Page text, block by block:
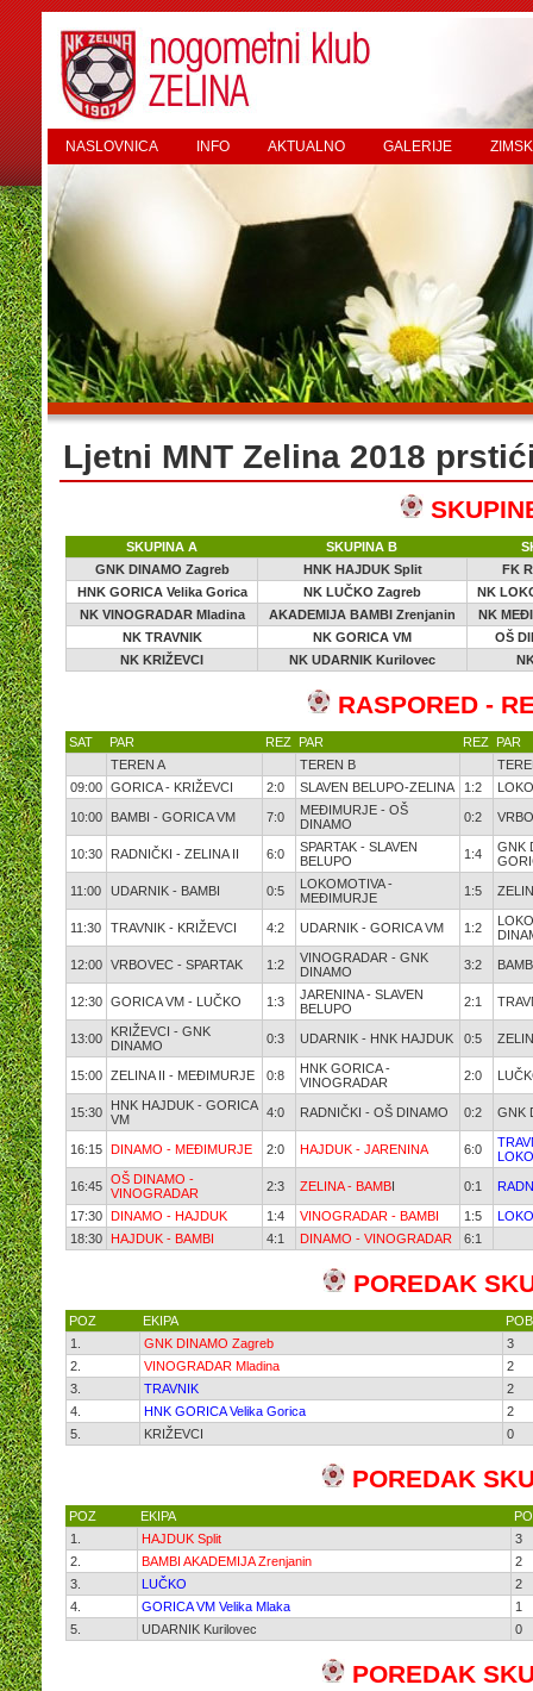
NASLOVNICA INFO AKTUALNO GALERIJE
Ljetni MNT Zelina 2018
SKUPINA A SKUPINA B
GNK DINAMO Zagreb
HNK HAJDUK Split
FK
HNK GORICA Velika Gorica
NK LUČKO Zagreb
NK
NK VINOGRADAR Mladina
AKADEMIJA BAMBI Zrenjanin
NK
NK TRAVNIK
NK GORICA VM
OŠ
NK KRIŽEVCI
NK UDARNIK Kurilovec
RASPORED -
SAT PAR REZ PAR REZ PAR
TEREN A
TEREN B
09:00 GORICA - KRIŽEVCI 2:0 SLAVEN BELUPO-ZELINA 1:2
10:00 BAMBI - GORICA VM 7:0
MEĐIMURJE - OŠ
DINAMO
0:2
10:30 RADNIČKI - ZELINA II 6:0
SPARTAK - SLAVEN
BELUPO
1:4
GNK
11:00 UDARNIK - BAMBI 0:5
LOKOMOTIVA -
MEĐIMURJE
1:5
11:30 TRAVNIK - KRIŽEVCI 4:2 UDARNIK - GORICA VM 1:2
12:00 VRBOVEC - SPARTAK 1:2
VINOGRADAR - GNK
DINAMO
3:2
12:30 GORICA VM - LUČKO 1:3
JARENINA - SLAVEN
BELUPO
2:1
13:00
KRIŽEVCI - GNK
DINAMO
0:3 UDARNIK - HNK HAJDUK 0:5
15:00 ZELINA II - MEĐIMURJE 0:8
HNK GORICA -
VINOGRADAR
2:0
15:30
HNK HAJDUK - GORICA
VM
4:0 RADNIČKI - OŠ DINAMO 0:2 GNK
16:15 DINAMO - MEĐIMURJE 2:0 HAJDUK - JARENINA 6:0
16:45 OŠ DINAMO -
VINOGRADAR
2:3 ZELINA - BAMBI 0:1
17:30 DINAMO - HAJDUK 1:4 VINOGRADAR - BAMBI 1:5
18:30
HAJDUK - BAMBI 4:1 DINAMO - VINOGRADAR 6:1
POREDAK
POZ EKIPA
POB
1.
GNK DINAMO Zagreb
3
2.
VINOGRADAR Mladina
2
3.
TRAVNIK
2
4.
HNK GORICA Velika Gorica
2
5.
KRIŽEVCI 0
POREDAK
POZ EKIPA
1.
HAJDUK Split
3
2.
BAMBI AKADEMIJA Zrenjanin
2
3.
LUČKO
2
4.
GORICA VM Velika Mlaka
1
5.
UDARNIK Kurilovec 0
POREDAK